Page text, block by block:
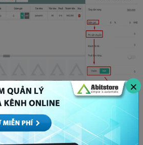
hàng trên Abit
cơ bản về cách tạo đơn hàng trên
×